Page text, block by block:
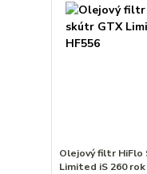
Olejový filtr HiFlo
Limited iS 260 rok